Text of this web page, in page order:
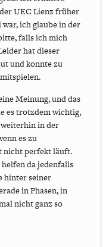
UEC Lienz früher
ich glaube in der
falls ich mich
hat dieser
und konnte zu
Meinung, und das
es trotzdem wichtig,
in der
es zu
nicht perfekt läuft.
da jedenfalls
hinter seiner
in Phasen, in
nicht ganz so